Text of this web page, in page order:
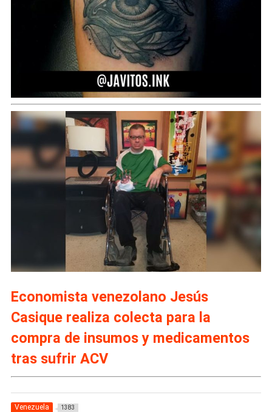
Economista venezolano Jesús
Casique realiza colecta para la
compra de insumos y medicamentos
tras sufrir ACV
Venezuela 1383